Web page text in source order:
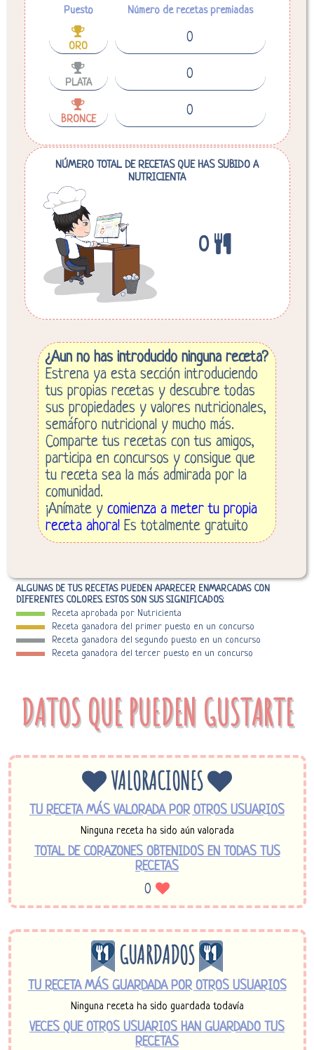
Puesto
Número de recetas premiadas
ORO
0
PLATA
0
BRONCE
0
NÚMERO TOTAL DE RECETAS QUE HAS SUBIDO A
NUTRICIENTA
0
¿Aun no has introducido ninguna receta?
Estrena ya esta sección introduciendo
tus propias recetas y descubre todas
sus propiedades y valores nutricionales,
semáforo nutricional y mucho más.
Comparte tus recetas con tus amigos,
participa en concursos y consigue que
tu receta sea la más admirada por la
comunidad.
¡Anímate y comienza a meter tu propia
receta ahora!Es totalmente gratuito
ALGUNAS DE TUS RECETAS PUEDEN APARECER ENMARCADAS CON
DIFERENTES COLORES. ESTOS SON SUS SIGNIFICADOS:
Receta aprobada por Nutricienta
Receta ganadora del primer puesto en un concurso
Receta ganadora del segundo puesto en un concurso
Receta ganadora del tercer puesto en un concurso
DATOS QUE PUEDEN GUSTARTE
VALORACIONES
TU RECETA MÁS VALORADA POR OTROS USUARIOS
Ninguna receta ha sido aún valorada
TOTAL DE CORAZONES OBTENIDOS EN TODAS TUS
RECETAS
0
GUARDADOS
TU RECETA MÁS GUARDADA POR OTROS USUARIOS
Ninguna receta ha sido guardada todavía
VECES QUE OTROS USUARIOS HAN GUARDADO TUS
RECETAS